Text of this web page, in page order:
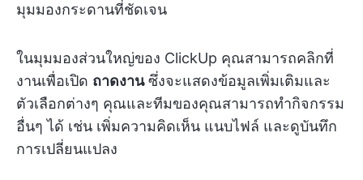
มุมมองกระดานที่ชัดเจน
ในมุมมองส่วนใหญ่ของ ClickUp คุณสามารถคลิกที่
งานเพื่อเปิด ถาดงานซึ่งจะแสดงข้อมูลเพิ่มเติมและ
ตัวเลือกต่างๆ คุณและทีมของคุณสามารถทำกิจกรรม
อื่นๆ ได้ เช่น เพิ่มความคิดเห็น แนบไฟล์ และดูบันทึก
การเปลี่ยนแปลง